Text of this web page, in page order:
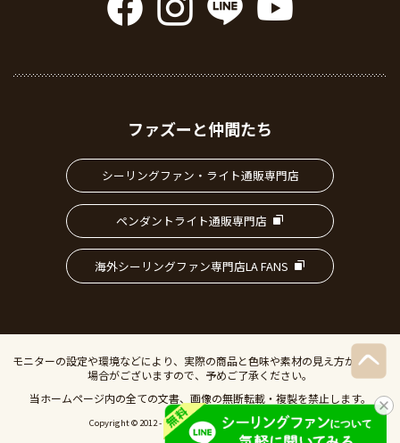
ファズーと仲間たち
シーリングファン・ライト通販専門店
ペンダントライト通販専門店
海外シーリングファン専門店LA FANS
モニターの設定や環境などにより、実際の商品と色味や素材の見え方が異なる
場合がございますので、予めご了承ください。
当ホームページ内の全ての文書、画像の無断転載・複製を禁止します。
Copyright © 2012 - 2026 IVillage Inc. All Rights Reserved.